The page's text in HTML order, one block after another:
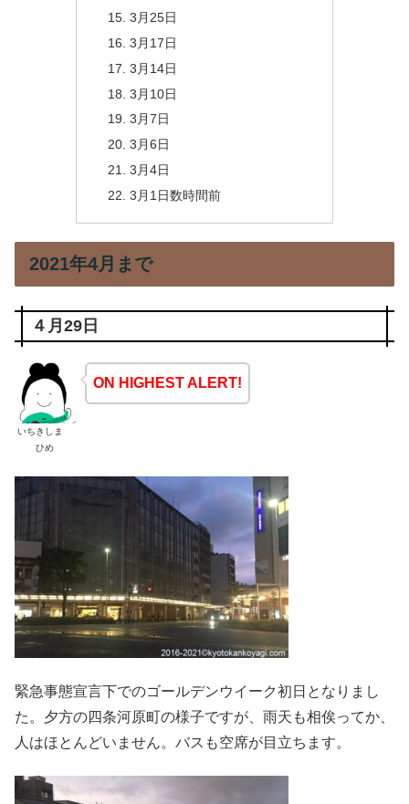
3月25日
3月17日
3月14日
3月10日
3月7日
3月6日
3月4日
3月1日数時間前
2021年4月まで
４月29日
いちきしま
ひめ
ON HIGHEST ALERT!
緊急事態宣言下でのゴールデンウイーク初日となりまし
た。夕方の四条河原町の様子ですが、雨天も相俟ってか、
人はほとんどいません。バスも空席が目立ちます。